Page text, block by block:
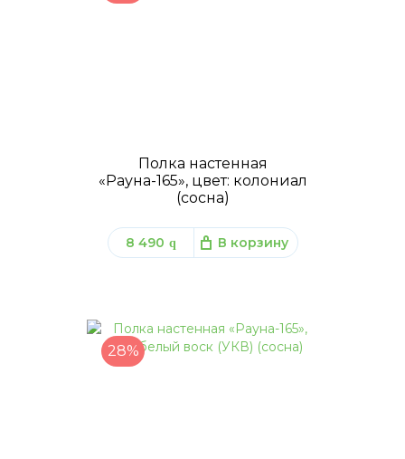
Полка настенная
«Рауна-165», цвет: колониал
(сосна)
8 490 q В корзину
28%